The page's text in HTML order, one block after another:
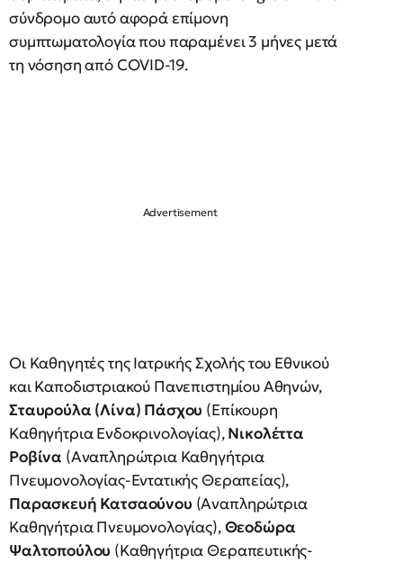
σύνδρομο αυτό αφορά επίμονη
συμπτωματολογία που παραμένει 3 μήνες μετά
τη νόσηση από COVID-19.
Οι Καθηγητές της Ιατρικής Σχολής του Εθνικού
και Καποδιστριακού Πανεπιστημίου Αθηνών,
Σταυρούλα (Λίνα) Πάσχου (Επίκουρη
Καθηγήτρια Ενδοκρινολογίας),Νικολέττα
Ροβίνα (Αναπληρώτρια Καθηγήτρια
Πνευμονολογίας-Εντατικής Θεραπείας),
Παρασκευή Κατσαούνου (Αναπληρώτρια
Καθηγήτρια Πνευμονολογίας),Θεοδώρα
Ψαλτοπούλου (Καθηγήτρια Θεραπευτικής-